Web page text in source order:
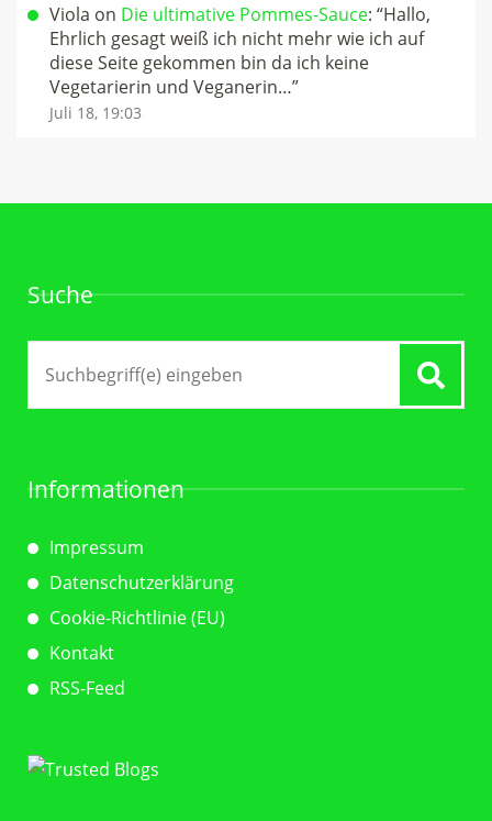
Viola on Die ultimative Pommes-Sauce: “Hallo,
Ehrlich gesagt weiß ich nicht mehr wie ich auf
diese Seite gekommen bin da ich keine
Vegetarierin und Veganerin…”
Juli 18, 19:03
Suche
nach:
Informationen
Impressum
Datenschutzerklärung
Cookie-Richtlinie (EU)
Kontakt
RSS-Feed